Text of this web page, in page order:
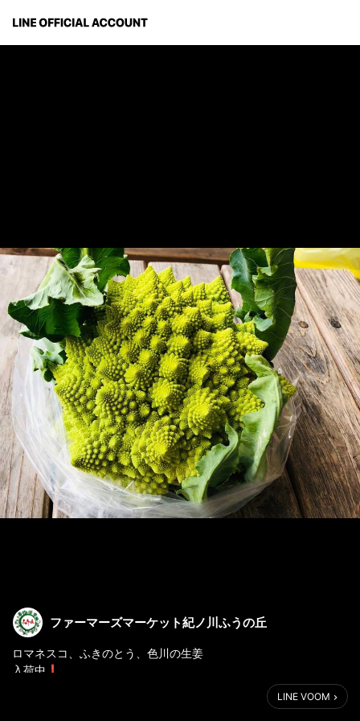
ファーマーズマーケット紀ノ川ふうの丘
ロマネスコ、ふきのとう、色川の生姜
入荷中❗
LINE VOOM